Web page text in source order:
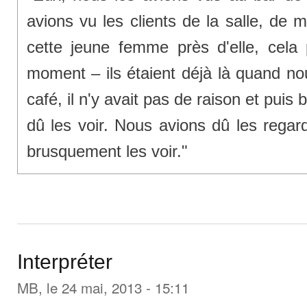
avions vu les clients de la salle, de
cette jeune femme près d'elle, cela
moment – ils étaient déjà là quand
café, il n'y avait pas de raison et puis
dû les voir. Nous avions dû les
brusquement les voir."
Interpréter
MB, le 24 mai, 2013 - 15:11